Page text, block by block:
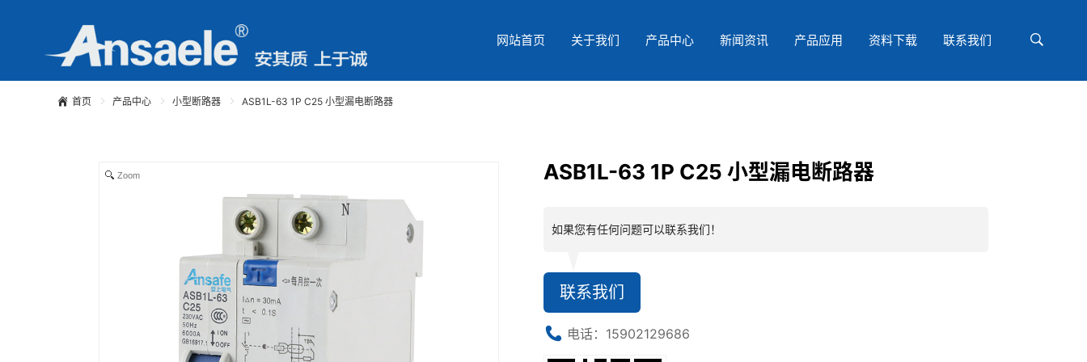
网站首页 关于我们 产品中心 新闻资讯 产品应用 资料下载 联系我们
首页 产品中心 小型断路器 ASB1L-63 1P C25 小型漏电断路器
Zoom ASB1L-63 1P C25 小型漏电断路器
如果您有任何问题可以联系我们！
联系我们
电话：15902129686